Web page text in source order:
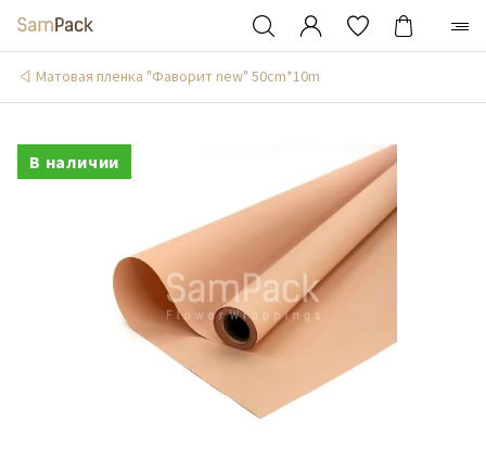
Матовая пленка "Фаворит new" 50сm*10m
В наличии